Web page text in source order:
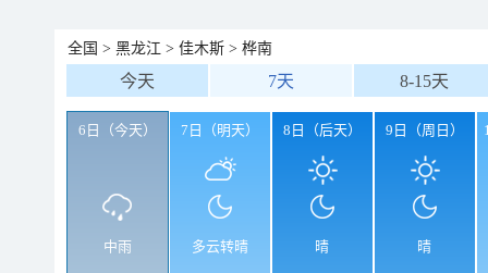
全国 > 黑龙江 > 佳木斯 > 桦南
今天 7天 8-15天
6日（今天）
中雨
7日（明天）
多云转晴
8日（后天）
晴
9日（周日）
晴